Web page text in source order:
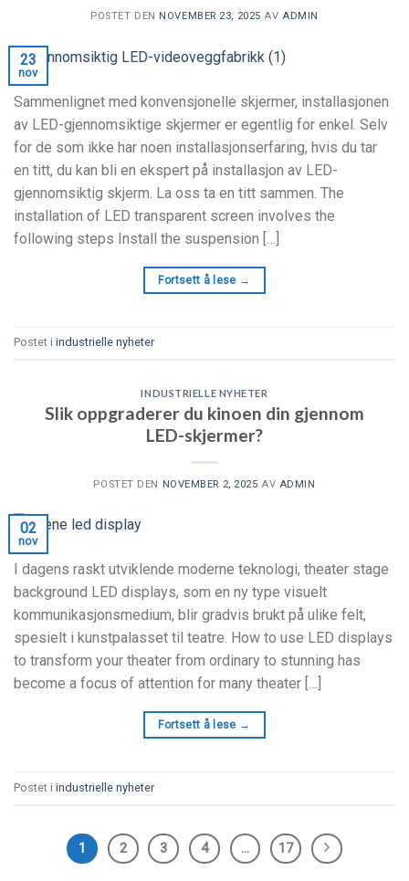
POSTET DEN NOVEMBER 23, 2025 AVADMIN
23
nov
Sammenlignet med konvensjonelle skjermer, installasjonen
av LED-gjennomsiktige skjermer er egentlig for enkel. Selv
for de som ikke har noen installasjonserfaring, hvis du tar
en titt, du kan bli en ekspert på installasjon av LED-
gjennomsiktig skjerm. La oss ta en titt sammen. The
installation of LED transparent screen involves the
following steps Install the suspension […]
Fortsett å lese →
Postet i industrielle nyheter
INDUSTRIELLE NYHETER
Slik oppgraderer du kinoen din gjennom
LED-skjermer?
POSTET DEN NOVEMBER 2, 2025 AV ADMIN
02
nov
I dagens raskt utviklende moderne teknologi, theater stage
background LED displays, som en ny type visuelt
kommunikasjonsmedium, blir gradvis brukt på ulike felt,
spesielt i kunstpalasset til teatre. How to use LED displays
to transform your theater from ordinary to stunning has
become a focus of attention for many theater […]
Fortsett å lese →
Postet i industrielle nyheter
1 2 3 4 … 17